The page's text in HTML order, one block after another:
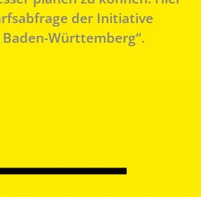
der Initiative
Württemberg“.